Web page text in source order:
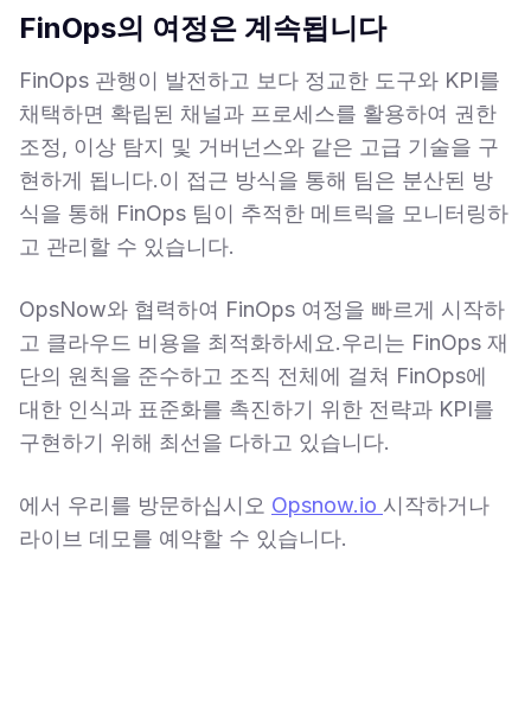
FinOps의 여정은 계속됩니다
FinOps 관행이 발전하고 보다 정교한 도구와 KPI를
채택하면 확립된 채널과 프로세스를 활용하여 권한
조정, 이상 탐지 및 거버넌스와 같은 고급 기술을 구
현하게 됩니다.이 접근 방식을 통해 팀은 분산된 방
식을 통해 FinOps 팀이 추적한 메트릭을 모니터링하
고 관리할 수 있습니다.
OpsNow와 협력하여 FinOps 여정을 빠르게 시작하
고 클라우드 비용을 최적화하세요.우리는 FinOps 재
단의 원칙을 준수하고 조직 전체에 걸쳐 FinOps에
대한 인식과 표준화를 촉진하기 위한 전략과 KPI를
구현하기 위해 최선을 다하고 있습니다.
에서 우리를 방문하십시오 Opsnow.io 시작하거나
라이브 데모를 예약할 수 있습니다.